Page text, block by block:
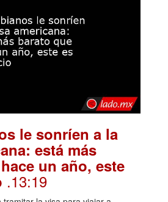
le sonríen a la
está más
un año, este
.13:19